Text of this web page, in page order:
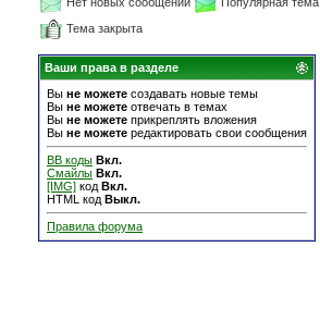
Тема закрыта
Ваши права в разделе
Вы не можете создавать новые темы
Вы не можете отвечать в темах
Вы не можете прикреплять вложения
Вы не можете редактировать свои сообщения
BB коды Вкл.
Смайлы Вкл.
[IMG] код Вкл.
HTML код Выкл.
Правила форума